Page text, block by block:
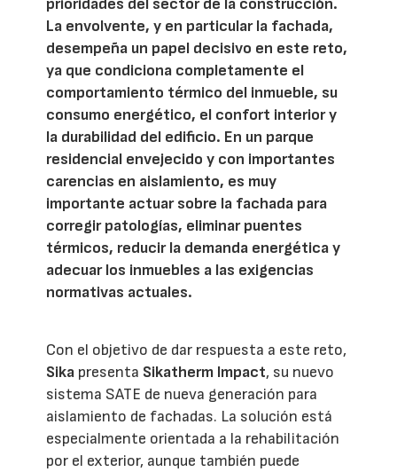
prioridades del sector de la construcción.
La envolvente, y en particular la fachada,
desempeña un papel decisivo en este reto,
ya que condiciona completamente el
comportamiento térmico del inmueble, su
consumo energético, el confort interior y
la durabilidad del edificio. En un parque
residencial envejecido y con importantes
carencias en aislamiento, es muy
importante actuar sobre la fachada para
corregir patologías, eliminar puentes
térmicos, reducir la demanda energética y
adecuar los inmuebles a las exigencias
normativas actuales.
Con el objetivo de dar respuesta a este reto,
Sika presenta Sikatherm Impact, su nuevo
sistema SATE de nueva generación para
aislamiento de fachadas. La solución está
especialmente orientada a la rehabilitación
por el exterior, aunque también puede